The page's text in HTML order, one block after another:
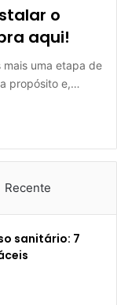
o
aqui!
mais uma etapa de
propósito e,…
Recente
sanitário: 7